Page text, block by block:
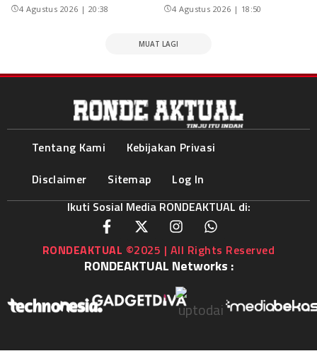
4 Agustus 2026 | 20:38 4 Agustus 2026 | 18:50
MUAT LAGI
Tentang Kami
Kebijakan Privasi
Disclaimer
Sitemap
Log In
Ikuti Sosial Media RONDEAKTUAL di:
RONDEAKTUAL ©2025 | All Rights Reserved
RONDEAKTUAL Networks :